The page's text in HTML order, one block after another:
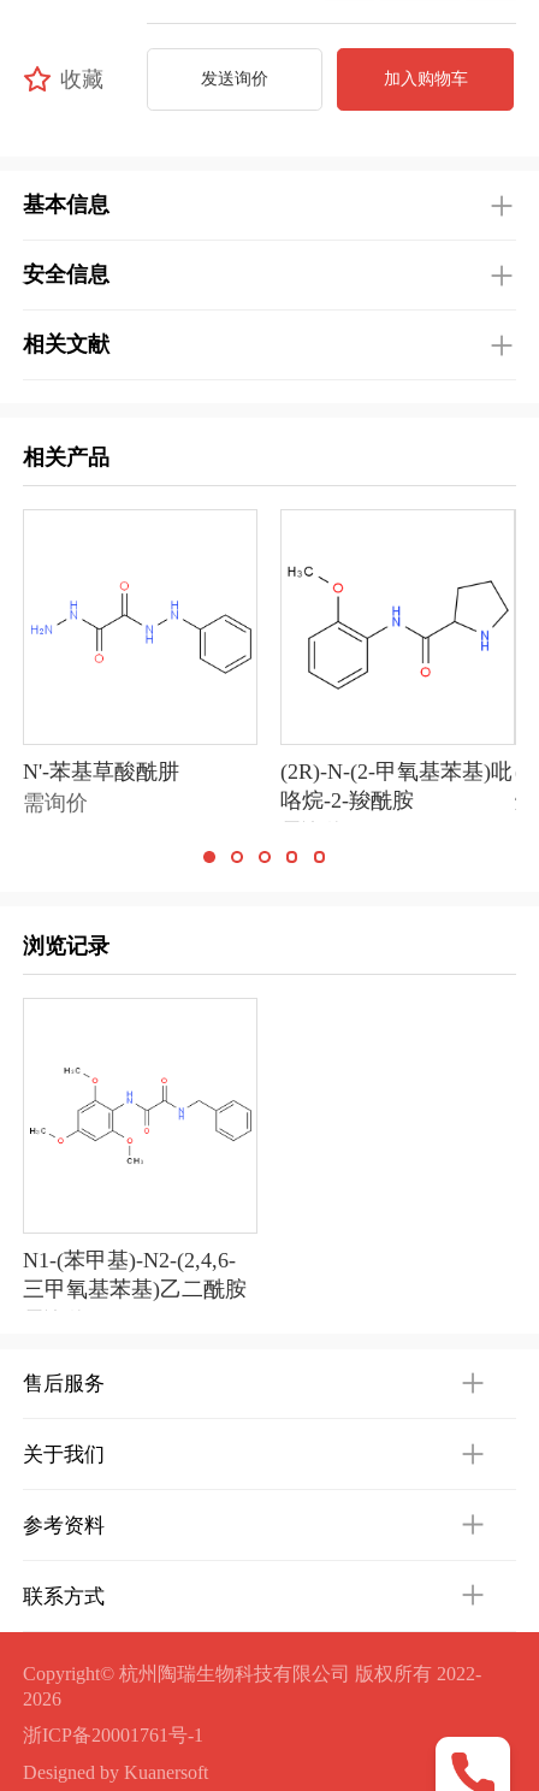
收藏 发送询价 加入购物车
基本信息
安全信息
相关文献
相关产品
N'-苯基草酸酰肼
需询价
(2R)-N-(2-甲氧基苯基)吡
咯烷-2-羧酰胺
浏览记录
N1-(苯甲基)-N2-(2,4,6-
三甲氧基苯基)乙二酰胺
售后服务
关于我们
参考资料
联系方式
Copyright© 杭州陶瑞生物科技有限公司 版权所有 2022-
2026
浙ICP备20001761号-1
Designed by Kuanersoft